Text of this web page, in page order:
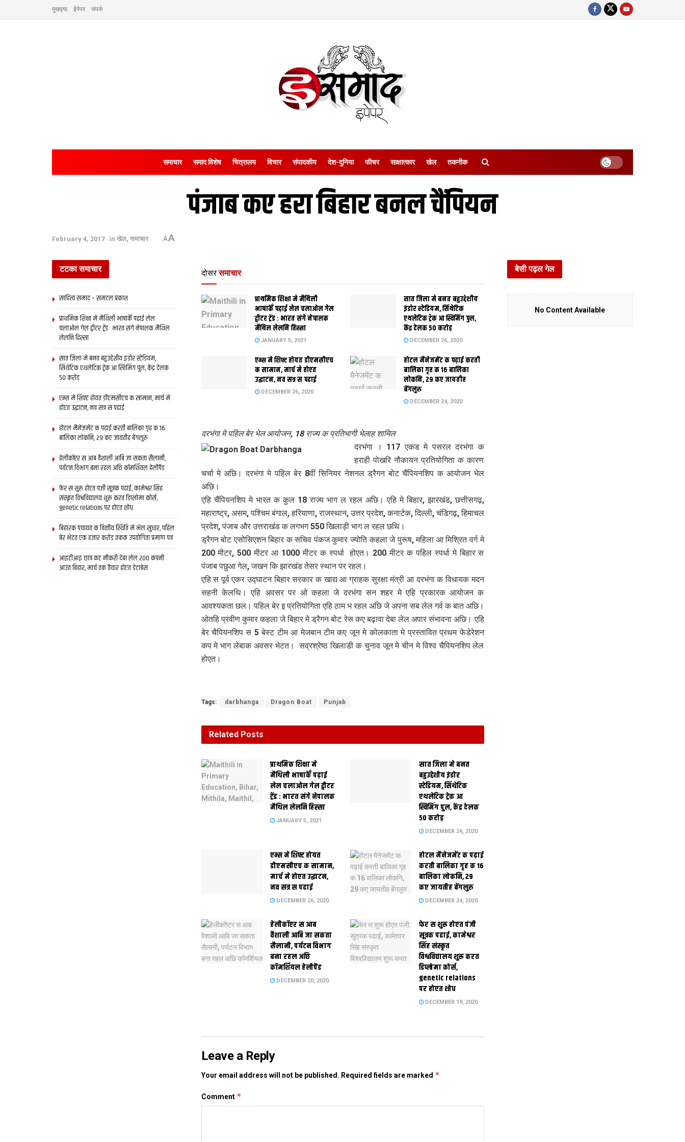
मुखपृष्ठ ईपेपर संपर्क
समाचार समाद विशेष चित्रालय विचार संपादकीय देश-दुनिया फीचर साक्षात्‍कार खेल तकनीक
पंजाब कए हरा बिहार बनल चैंपियन
February 4, 2017 in खेल, समाचार AA
दोसर समाचार
प्राथमिक शि‍क्षा मे मैथि‍ली
भाषाकेँ पढ़ाई लेल चलाओल गेल
ट्वीटर ट्रेंड : भारत संगे नेपालक
मैथिल लेलनि हिस्सा
JANUARY 5, 2021
सात जिला मे बनत बहुउद्देशीय
इंडोर स्‍टेडि‍यम, सिंथेटिक
एथलेटिक ट्रेक आ स्विमिंग पुल,
केंद्र देलक 50 करोड़
DECEMBER 26, 2020
एम्स मे शिफ्ट होयत डीएमसीएच
क सामान, मार्च मे होएत
उद्घाटन, नव सत्र स पढाई
DECEMBER 26, 2020
होटल मैनेजमेंट क पढ़ाई करती
बालिका गृह क 16 बालिका
लोकनि, 29 कए जायतीह
बेंगलुरु
DECEMBER 24, 2020
दरभंगा मे पहिल बेर भेल आयोजन, 18 राज्य क प्रतिभागी भेलाह शामिल
दरभंगा । 117 एकड मे पसरल दरभंगा क
हराही पोखरि नौकायन प्रतियोगिता क कारण
चर्चा मे अछि। दरभंगा मे पहिल बेर 8वीं सिनियर नेशनल ड्रैगन बोट चैंपियनशिप क आयोजन भेल
अछि।
एहि चैंपियनशिप मे भारत क कुल 18 राज्य भाग ल रहल अछि। एहि मे बिहार, झारखंड, छत्तीसगढ़,
महाराष्ट्र, असम, पश्चिम बंगाल, हरियाणा, राजस्थान, उत्तर प्रदेश, कनार्टक, दिल्ली, चंडिगढ़, हिमाचल
प्रदेश, पंजाब और उत्तराखंड क लगभग 550 खिलाड़ी भाग ल रहल छथि।
ड्रैगन बोट एसोसिएशन बिहार क सचिव पंकज कुमार ज्योति कहला जे पुरूष, महिला आ मिश्रित वर्ग मे
200 मीटर, 500 मीटर आ 1000 मीटर क स्पर्धा होएत। 200 मीटर क पहिल स्पर्धा मे बिहार स
पंजाब पछुआ गेल, जखन कि झारखंड तेसर स्थान पर रहल।
एहि स पूर्व एकर उद्घाटन बिहार सरकार क खाद्य आ ग्राहक सुरक्षा मंत्री आ दरभंगा क विधायक मदन
सहनी केलथि। एहि अवसर पर ओ कहला जे दरभंगा सन शहर मे एहि प्रकारक आयोजन क
आवश्यकता छल। पहिल बेर इ प्रतियोगिता एहि ठाम भ रहल अछि जे अपना सब लेल गर्व क बात अछि।
ओतहि प्रवीण कुमार कहला जे बिहार मे ड्रैगन बोट रेस कए बढ़ावा देबा लेल अपार संभावना अछि। एहि
बेर चैपियनशिप स 5 बेस्ट टीम आ मेजबान टीम कए जून मे कोलकाता मे प्रस्तावित प्रथम फेडेरेशन
कप मे भाग लेबाक अवसर भेटत। सव्रश्रेष्ठ खिलाडी क चुनाव जून मे चीन मे विश्व चैपियनशिप लेल
होएत।
Tags: darbhanga Dragon Boat Punjab
Related Posts
प्राथमिक शि‍क्षा मे
मैथि‍ली भाषाकेँ पढ़ाई
लेल चलाओल गेल ट्वीटर
ट्रेंड : भारत संगे नेपालक
मैथिल लेलनि हिस्सा
JANUARY 5, 2021
सात जिला मे बनत
बहुउद्देशीय इंडोर
स्‍टेडि‍यम, सिंथेटिक
एथलेटिक ट्रेक आ
स्विमिंग पुल, केंद्र देलक
50 करोड़
DECEMBER 26, 2020
एम्स मे शिफ्ट होयत
डीएमसीएच क सामान,
मार्च मे होएत उद्घाटन,
नव सत्र स पढाई
DECEMBER 26, 2020
होटल मैनेजमेंट क पढ़ाई
करती बालिका गृह क 16
बालिका लोकनि, 29
कए जायतीह बेंगलुरु
DECEMBER 24, 2020
हेलीकॉप्टर स आब
वैशाली आबि जा सकता
सैलानी, पर्यटन विभाग
बना रहल अछि
कॉमर्शियल हेलीपैड
DECEMBER 20, 2020
फेर स शुरू होएत पंजी
सूत्रक पढाई, कामेश्वर
सिंह संस्कृत
विश्वविद्यालय शुरू करत
डिप्लोमा कोर्स,
genetic relations
पर होएत शोध
DECEMBER 19, 2020
Leave a Reply
Your email address will not be published. Required fields are marked *
Comment *
टटका समाचार
साहित्य समाद – समटल प्रकाश
प्राथमिक शि‍क्षा मे मैथि‍ली भाषाकेँ पढ़ाई लेल
चलाओल गेल ट्वीटर ट्रेंड : भारत संगे नेपालक मैथिल
लेलनि हिस्सा
सात जिला मे बनत बहुउद्देशीय इंडोर स्‍टेडि‍यम,
सिंथेटिक एथलेटिक ट्रेक आ स्विमिंग पुल, केंद्र देलक
50 करोड़
एम्स मे शिफ्ट होयत डीएमसीएच क सामान, मार्च मे
होएत उद्घाटन, नव सत्र स पढाई
होटल मैनेजमेंट क पढ़ाई करती बालिका गृह क 16
बालिका लोकनि, 29 कए जायतीह बेंगलुरु
हेलीकॉप्टर स आब वैशाली आबि जा सकता सैलानी,
पर्यटन विभाग बना रहल अछि कॉमर्शियल हेलीपैड
फेर स शुरू होएत पंजी सूत्रक पढाई, कामेश्वर सिंह
संस्कृत विश्वविद्यालय शुरू करत डिप्लोमा कोर्स,
genetic relations पर होएत शोध
बिहारक पंचायत क वित्‍तीय स्थिति मे भेल सुधार, पहिल
बेर भेटत एक हजार करोड़ तकक उपयोगिता प्रमाण पत्र
आइटीआइ छात्र कए नौकरी देबा लेल 200 कंपनी
आउत बिहार, मार्च तक तैयार होएत डेटाबेस
बेसी पढ़ल गेल
No Content Available